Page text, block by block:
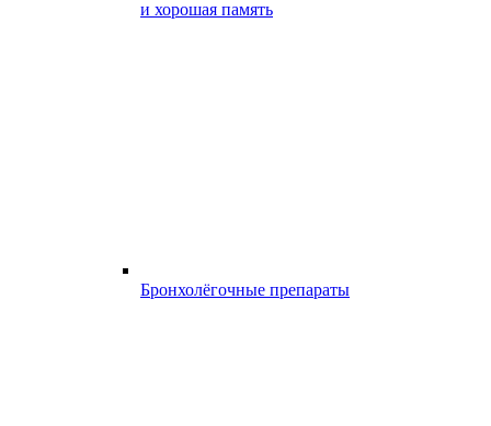
и хорошая память
Бронхолёгочные препараты